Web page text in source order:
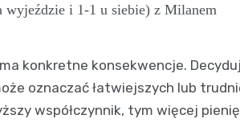
wyjeździe i 1-1 u siebie) z Milanem
konkretne konsekwencje.
oznaczać łatwiejszych lub
współczynnik, tym więcej